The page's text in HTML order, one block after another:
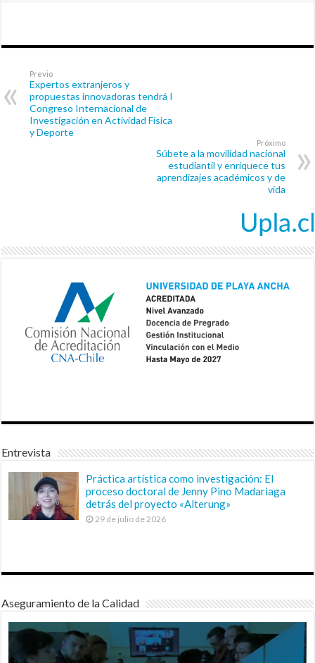
Previo
Expertos extranjeros y
propuestas innovadoras tendrá I
Congreso Internacional de
Investigación en Actividad Física
y Deporte
Próximo
Súbete a la movilidad nacional
estudiantil y enriquece tus
aprendizajes académicos y de
vida
Entrevista
Práctica artística como investigación: El
proceso doctoral de Jenny Pino Madariaga
detrás del proyecto «Alterung»
29 de julio de 2026
Aseguramiento de la Calidad